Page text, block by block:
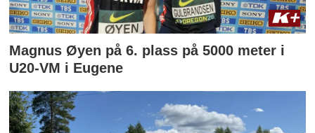
Magnus Øyen på 6. plass på 5000 meter i
U20-VM i Eugene